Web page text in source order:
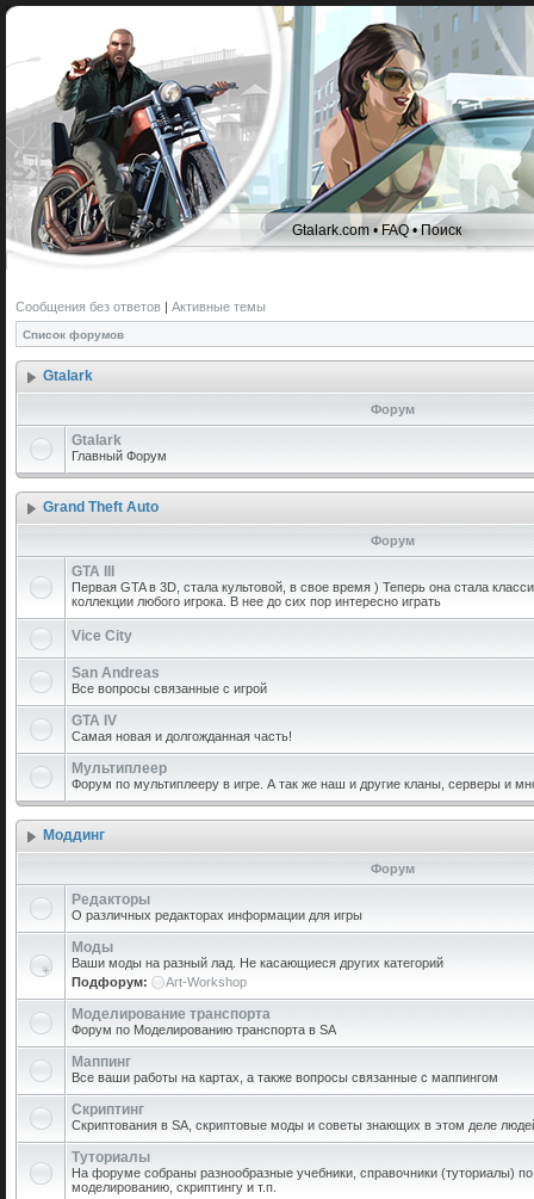
Gtalark.com •FAQ•Поиск
Сообщения без ответов | Активные темы
Список форумов
Gtalark
Форум
Gtalark
Главный Форум
Grand Theft Auto
Форум
GTA III
Первая GTA в 3D, стала культовой, в свое время ) Теперь она стала
коллекции любого игрока. В нее до сих пор интересно играть
Vice City
San Andreas
Все вопросы связанные с игрой
GTA IV
Самая новая и долгожданная часть!
Мультиплеер
Форум по мультиплееру в игре. А так же наш и другие кланы, серверы и
Моддинг
Форум
Редакторы
О различных редакторах информации для игры
Моды
Ваши моды на разный лад. Не касающиеся других категорий
Подфорум:
Art-Workshop
Моделирование транспорта
Форум по Моделированию транспорта в SA
Маппинг
Все ваши работы на картах, а также вопросы связанные с маппингом
Скриптинг
Скриптования в SA, скриптовые моды и советы знающих в этом деле
Туториалы
На форуме собраны разнообразные учебники, справочники (туториалы)
моделированию, скриптингу и т.п.